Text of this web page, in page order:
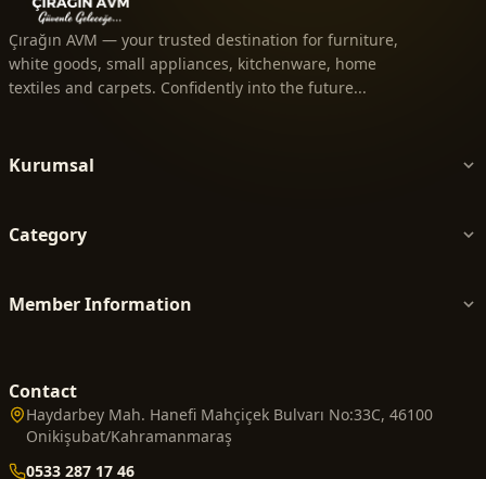
Çırağın AVM — your trusted destination for furniture,
white goods, small appliances, kitchenware, home
textiles and carpets. Confidently into the future...
Kurumsal
Category
Member Information
Contact
Haydarbey Mah. Hanefi Mahçiçek Bulvarı No:33C, 46100
Onikişubat/Kahramanmaraş
0533 287 17 46